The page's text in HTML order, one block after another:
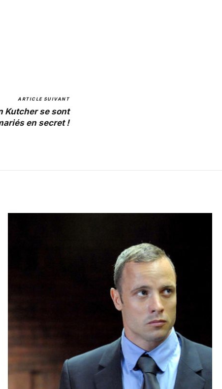
ARTICLE SUIVANT
Kutcher se sont
en secret !